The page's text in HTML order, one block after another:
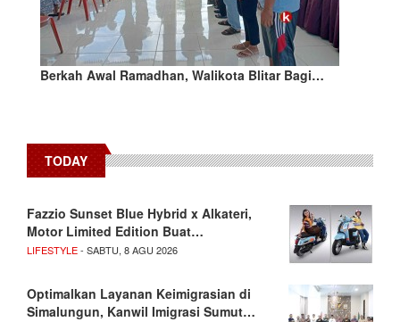
Berkah Awal Ramadhan, Walikota Blitar Bagi…
TODAY
Fazzio Sunset Blue Hybrid x Alkateri,
Motor Limited Edition Buat…
LIFESTYLE- SABTU, 8 AGU 2026
Optimalkan Layanan Keimigrasian di
Simalungun, Kanwil Imigrasi Sumut…